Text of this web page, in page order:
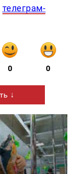
телеграм-
0 0
↓